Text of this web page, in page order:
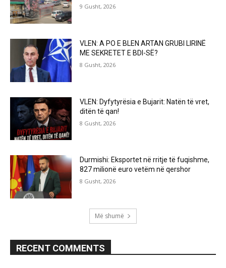
9 Gusht, 2026
VLEN: A PO E BLEN ARTAN GRUBI LIRINË
ME SEKRETET E BDI-SË?
8 Gusht, 2026
VLEN: Dyfytyrësia e Bujarit: Natën të vret,
ditën të qan!
8 Gusht, 2026
Durmishi: Eksportet në rritje të fuqishme,
827 milionë euro vetëm në qershor
8 Gusht, 2026
Më shumë
RECENT COMMENTS